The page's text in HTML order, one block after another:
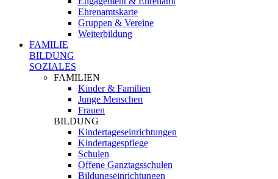
Ehrenamtskarte
Gruppen & Vereine
Weiterbildung
FAMILIE
BILDUNG
SOZIALES
FAMILIEN
Kinder & Familien
Junge Menschen
Frauen
BILDUNG
Kindertageseinrichtungen
Kindertagespflege
Schulen
Offene Ganztagsschulen
Bildungseinrichtungen